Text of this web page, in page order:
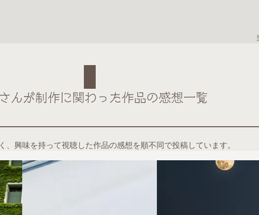
んが制作に関わった作品の感想一覧
興味を持って視聴した作品の感想を順不同で投稿しています。